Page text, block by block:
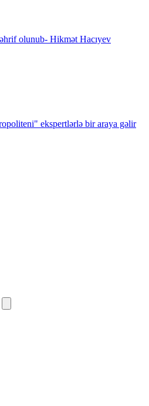
olunub- Hikmət Hacıyev
ekspertlərlə bir araya gəlir